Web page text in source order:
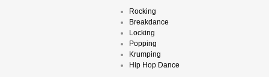
Rocking
Breakdance
Locking
Popping
Krumping
Hip Hop Dance